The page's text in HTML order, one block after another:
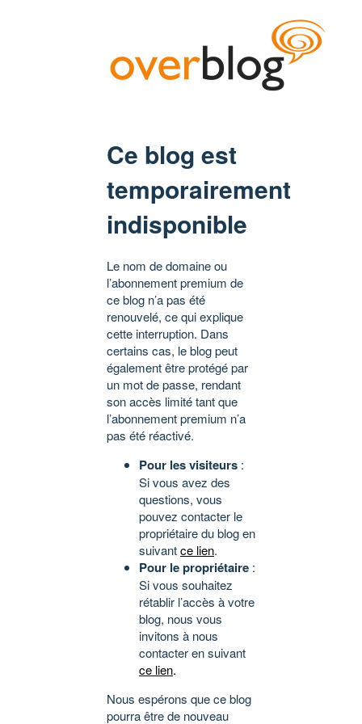
Ce blog est
temporairement
indisponible
Le nom de domaine ou
l’abonnement premium de
ce blog n’a pas été
renouvelé, ce qui explique
cette interruption. Dans
certains cas, le blog peut
également être protégé par
un mot de passe, rendant
son accès limité tant que
l’abonnement premium n’a
pas été réactivé.
Pour les visiteurs :
Si vous avez des
questions, vous
pouvez contacter le
propriétaire du blog en
suivantce lien.
Pour le propriétaire :
Si vous souhaitez
rétablir l’accès à votre
blog, nous vous
invitons à nous
contacter en suivant
ce lien.
Nous espérons que ce blog
pourra être de nouveau